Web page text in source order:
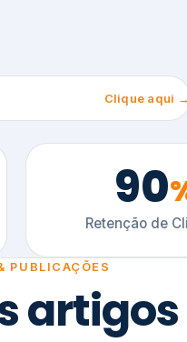
Clique aqui →
90
Retenção de
PUBLICAÇÕES
artigos